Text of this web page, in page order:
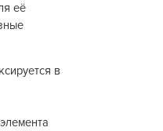
её
в